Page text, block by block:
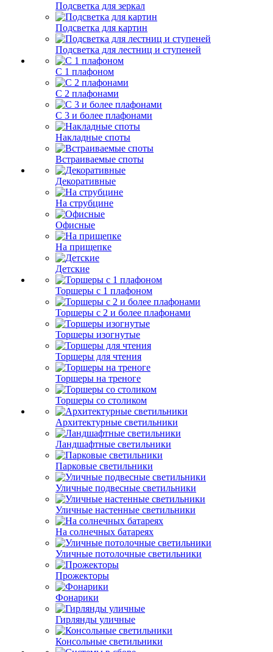
Подсветка для зеркал
Подсветка для картин
Подсветка для лестниц и ступеней
С 1 плафоном
С 2 плафонами
С 3 и более плафонами
Накладные споты
Встраиваемые споты
Декоративные
На струбцине
Офисные
На прищепке
Детские
Торшеры с 1 плафоном
Торшеры с 2 и более плафонами
Торшеры изогнутые
Торшеры для чтения
Торшеры на треноге
Торшеры со столиком
Архитектурные светильники
Ландшафтные светильники
Парковые светильники
Уличные подвесные светильники
Уличные настенные светильники
На солнечных батареях
Уличные потолочные светильники
Прожекторы
Фонарики
Гирлянды уличные
Консольные светильники